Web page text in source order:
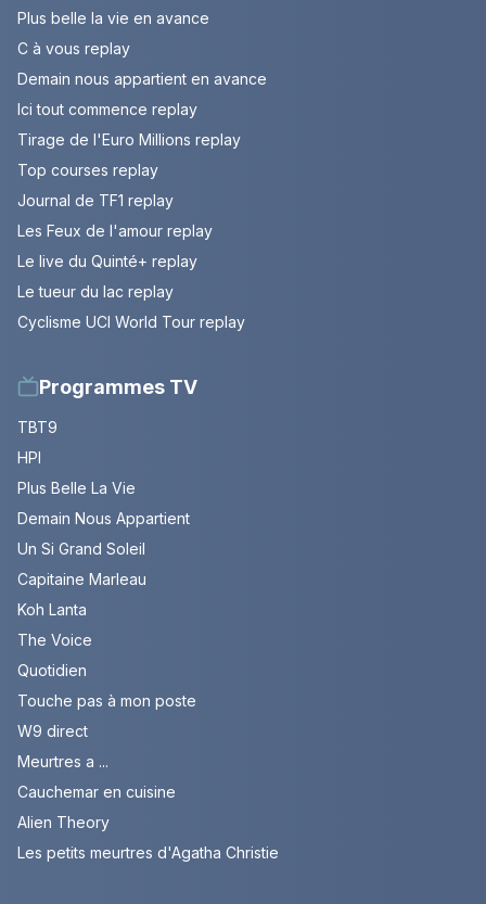
Plus belle la vie en avance
C à vous replay
Demain nous appartient en avance
Ici tout commence replay
Tirage de l'Euro Millions replay
Top courses replay
Journal de TF1 replay
Les Feux de l'amour replay
Le live du Quinté+ replay
Le tueur du lac replay
Cyclisme UCI World Tour replay
Programmes TV
TBT9
HPI
Plus Belle La Vie
Demain Nous Appartient
Un Si Grand Soleil
Capitaine Marleau
Koh Lanta
The Voice
Quotidien
Touche pas à mon poste
W9 direct
Meurtres a ...
Cauchemar en cuisine
Alien Theory
Les petits meurtres d'Agatha Christie